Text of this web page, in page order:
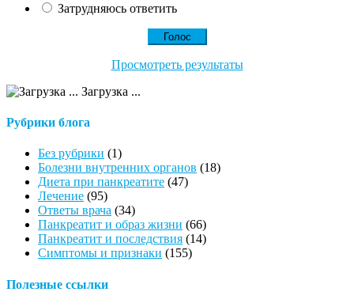
Затрудняюсь ответить
Просмотреть результаты
Загрузка ...
Рубрики блога
Без рубрики (1)
Болезни внутренних органов (18)
Диета при панкреатите (47)
Лечение (95)
Ответы врача (34)
Панкреатит и образ жизни (66)
Панкреатит и последствия (14)
Симптомы и признаки (155)
Полезные ссылки